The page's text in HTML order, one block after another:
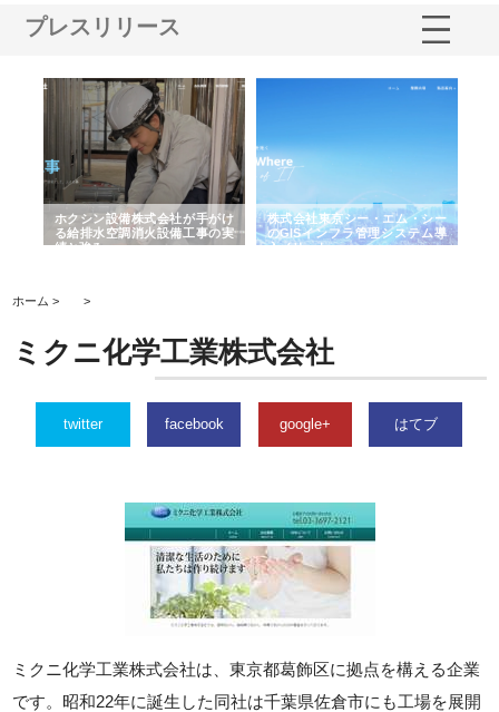
プレスリリース
ホクシン設備株式会社が手がけ
る給排水空調消火設備工事の実
績と強み
株式会社東京シー・エム・シー
のGISインフラ管理システム導
入メリット
ホーム > >
ミクニ化学工業株式会社
twitter facebook google+ はてブ
ミクニ化学工業株式会社は、東京都葛飾区に拠点を構える企業
です。昭和22年に誕生した同社は千葉県佐倉市にも工場を展開